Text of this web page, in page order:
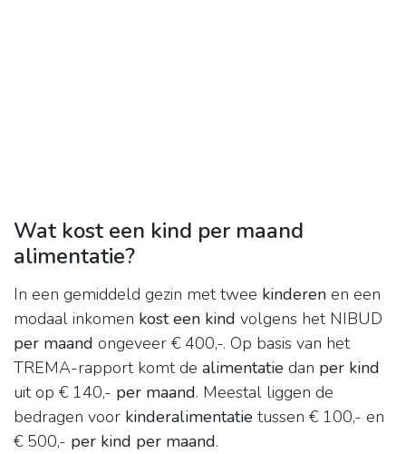
Wat kost een kind per maand
alimentatie?
In een gemiddeld gezin met twee kinderen en een
modaal inkomen kost een kind volgens het NIBUD
per maand ongeveer € 400,-. Op basis van het
TREMA-rapport komt de alimentatie dan per kind
uit op € 140,- per maand. Meestal liggen de
bedragen voor kinderalimentatie tussen € 100,- en
€ 500,- per kind per maand.